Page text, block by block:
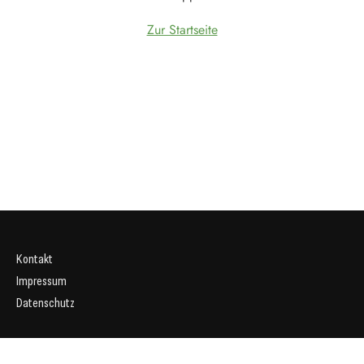
Zur Startseite
Kontakt
Impressum
Datenschutz